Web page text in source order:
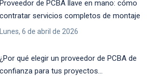
Proveedor de PCBA llave en mano: cómo
contratar servicios completos de montaje
Lunes, 6 de abril de 2026
¿Por qué elegir un proveedor de PCBA de
confianza para tus proyectos